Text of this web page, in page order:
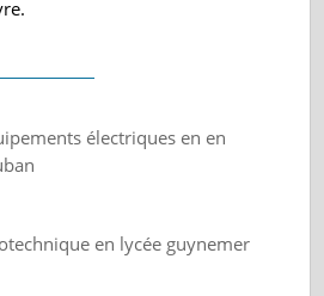
électriques en en
en lycée guynemer